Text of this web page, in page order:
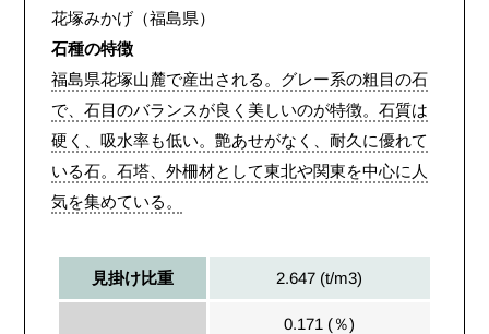
花塚みかげ（福島県）
石種の特徴
福島県花塚山麓で産出される。グレー系の粗目の石
で、石目のバランスが良く美しいのが特徴。石質は
硬く、吸水率も低い。艶あせがなく、耐久に優れて
いる石。石塔、外柵材として東北や関東を中心に人
気を集めている。
見掛け比重 2.647 (t/m3)
0.171 (％)